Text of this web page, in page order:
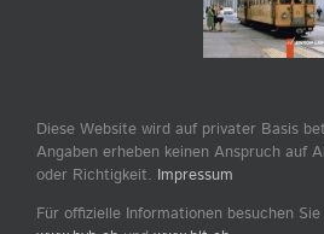
Diese Website wird auf privater Basis
Angaben erheben keinen Anspruch auf
oder Richtigkeit. Impressum
Für offizielle Informationen besuchen